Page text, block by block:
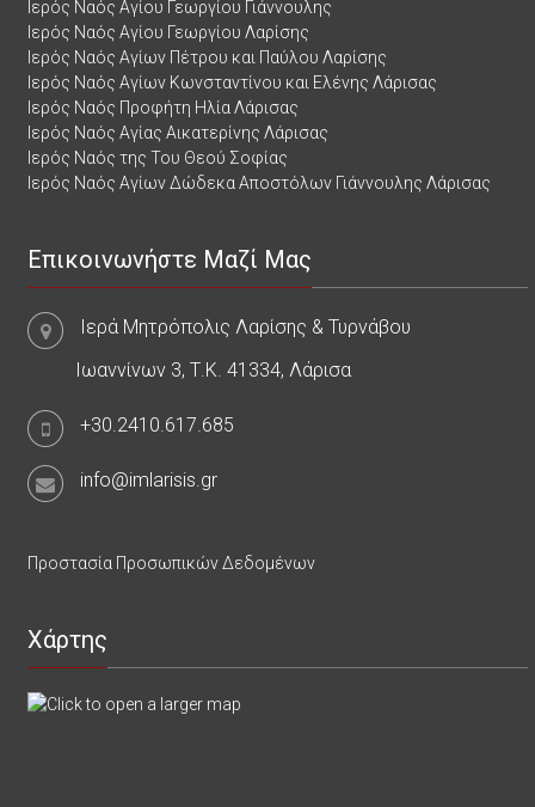
Ιερός Ναός Αγίου Γεωργίου Γιάννουλης
Ιερός Ναός Αγίου Γεωργίου Λαρίσης
Ιερός Ναός Αγίων Πέτρου και Παύλου Λαρίσης
Ιερός Ναός Αγίων Κωνσταντίνου και Ελένης Λάρισας
Ιερός Ναός Προφήτη Ηλία Λάρισας
Ιερός Ναός Αγίας Αικατερίνης Λάρισας
Ιερός Ναός της Του Θεού Σοφίας
Ιερός Ναός Αγίων Δώδεκα Αποστόλων Γιάννουλης Λάρισας
Επικοινωνήστε Μαζί Μας
Ιερά Μητρόπολις Λαρίσης & Τυρνάβου
Ιωαννίνων 3, Τ.Κ. 41334, Λάρισα
+30.2410.617.685
info@imlarisis.gr
Προστασία Προσωπικών Δεδομένων
Χάρτης